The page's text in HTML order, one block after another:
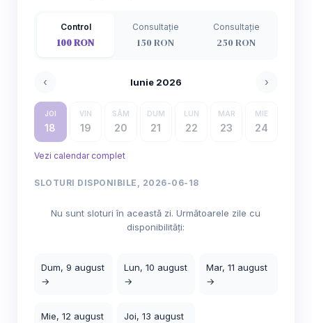
Control
100 RON
Consultație
150 RON
Consultație
250 RON
‹ Iunie 2026 ›
JOI
18
VIN
19
SÂM
20
DUM
21
LUN
22
MAR
23
MIE
24
Vezi calendar complet
SLOTURI DISPONIBILE, 2026-06-18
Nu sunt sloturi în această zi. Următoarele zile cu
disponibilități:
Dum, 9 august
→
Lun, 10 august
→
Mar, 11 august
→
Mie, 12 august
Joi, 13 august